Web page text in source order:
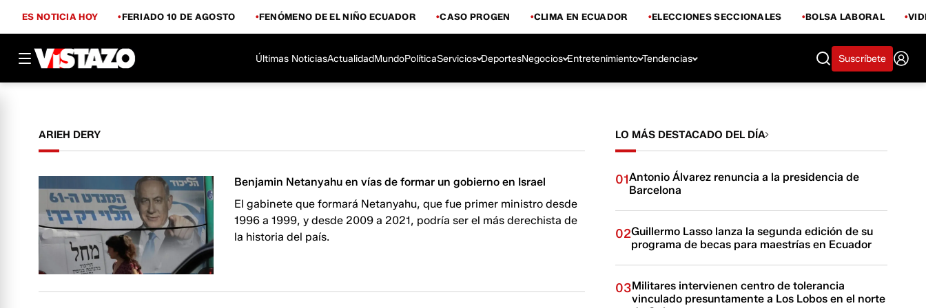
ES NOTICIA HOY FERIADO 10 DE AGOSTO FENÓMENO DE EL NIÑO ECUADOR CASO PROGEN CLIMA EN ECUADOR ELECCIONES SECCIONALES BOLSA LABORAL
Últimas NoticiasActualidadMundoPolíticaServicios DeportesNegocios Entretenimiento Tendencias Suscríbete
ARIEH DERY
Benjamin Netanyahu en vías de formar un gobierno en Israel
El gabinete que formará Netanyahu, que fue primer ministro desde
1996 a 1999, y desde 2009 a 2021, podría ser el más derechista de
la historia del país.
LO MÁS DESTACADO DEL DÍA
01Antonio Álvarez renuncia a la presidencia de
Barcelona
02Guillermo Lasso lanza la segunda edición de su
programa de becas para maestrías en Ecuador
03Militares intervienen centro de tolerancia
vinculado presuntamente a Los Lobos en el norte